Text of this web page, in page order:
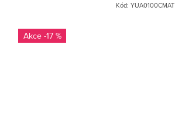
Kód: YUA0100CMAT
-17 %